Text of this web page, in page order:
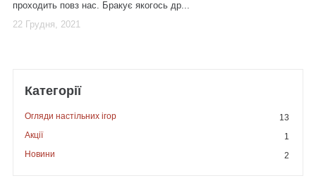
проходить повз нас. Бракує якогось др...
22 Грудня, 2021
Категорії
Огляди настільних ігор
13
Акції
1
Новини
2